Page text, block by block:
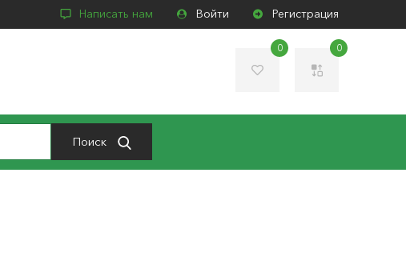
Написать нам Войти Регистрация
0 0
Поиск